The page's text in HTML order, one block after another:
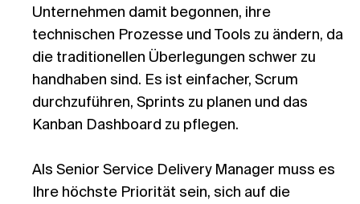
Unternehmen damit begonnen, ihre
technischen Prozesse und Tools zu ändern, da
die traditionellen Überlegungen schwer zu
handhaben sind. Es ist einfacher, Scrum
durchzuführen, Sprints zu planen und das
Kanban Dashboard zu pflegen.
Als Senior Service Delivery Manager muss es
Ihre höchste Priorität sein, sich auf die